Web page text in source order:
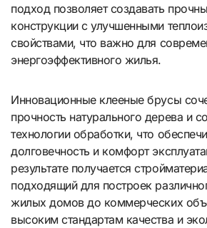
подход позволяет создавать
конструкции с улучшенными
свойствами, что важно для
энергоэффективного жилья.
Инновационные клееные брусы
прочность натурального дерева и
технологии обработки, что
долговечность и комфорт
результате получается
подходящий для построек
жилых домов до коммерческих
высоким стандартам качества и